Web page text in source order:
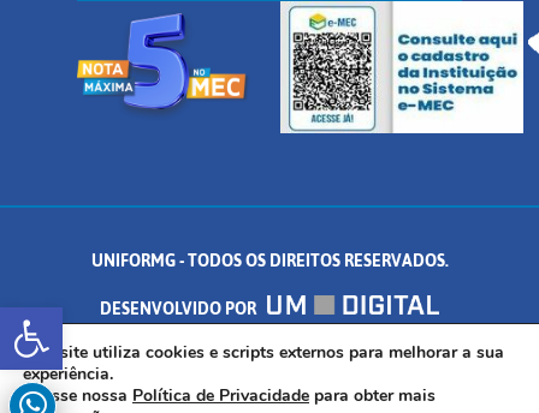
Abrir a barra de ferramentas
UNIFORMG - TODOS OS DIREITOS RESERVADOS.
DESENVOLVIDO POR
AV. DR. ARNALDO DE SENNA, 328 - PALMEIRAS, FORMIGA/MG - CEP:
35.574.530
Este site utiliza cookies e scripts externos para melhorar a sua
experiência.
Acesse nossa Política de Privacidade para obter mais